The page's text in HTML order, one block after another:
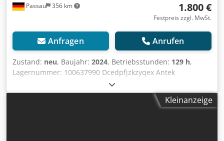
Passau 356 km 1.800 €
Festpreis zzgl. MwSt.
Anfragen Anrufen
Zustand: neu, Baujahr: 2024, Betriebsstunden: 129 h,
Lagernummer: 100637990 Dcedpfjzkzyqex Antek
Transportabmessungen (L x B x H): 0 x 0 x 0 ---- guter
Zustand
Kleinanzeige